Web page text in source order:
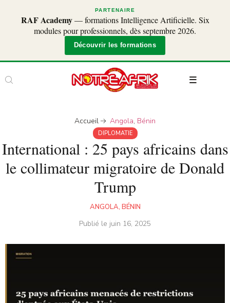
PARTENAIRE
RAF Academy— formations Intelligence Artificielle. Six
modules pour professionnels, dès septembre 2026.
Découvrir les formations
Accueil Angola, Bénin
DIPLOMATIE
International : 25 pays africains dans
le collimateur migratoire de Donald
Trump
ANGOLA, BÉNIN
Publié le juin 16, 2025